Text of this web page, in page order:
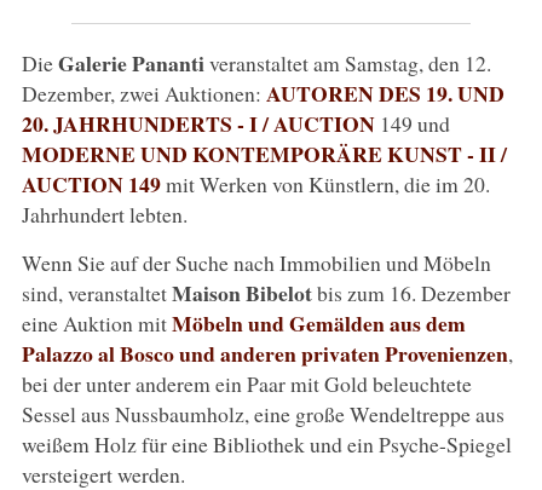
DieGalerie Panantiveranstaltet am Samstag, den 12.
Dezember, zwei Auktionen: AUTOREN DES 19. UND
20. JAHRHUNDERTS - I / AUCTION149 und
MODERNE UND KONTEMPORÄRE KUNST - II /
AUCTION 149mit Werken von Künstlern, die im 20.
Jahrhundert lebten.
Wenn Sie auf der Suche nach Immobilien und Möbeln
sind, veranstaltetMaison Bibelotbis zum 16. Dezember
eine Auktion mitMöbeln und Gemälden aus dem
Palazzo al Bosco und anderen privaten Provenienzen,
bei der unter anderem ein Paar mit Gold beleuchtete
Sessel aus Nussbaumholz, eine große Wendeltreppe aus
weißem Holz für eine Bibliothek und ein Psyche-Spiegel
versteigert werden.